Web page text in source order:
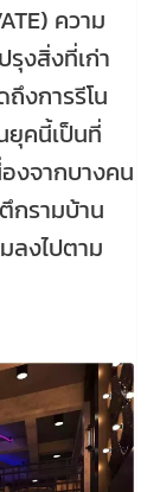
ความ
งสิ่งที่เก่า
งการรีโน
ยุคนี้เป็นที่
งจากบางคน
กรามบ้าน
ลงไปตาม